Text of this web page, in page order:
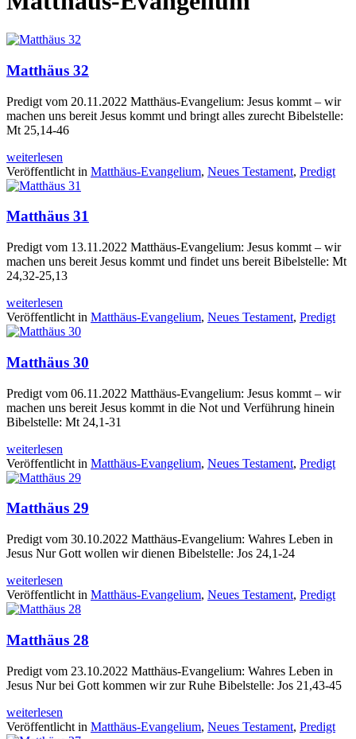
Matthäus 32
Predigt vom 20.11.2022 Matthäus-Evangelium: Jesus kommt – wir
machen uns bereit Jesus kommt und bringt alles zurecht Bibelstelle:
Mt 25,14-46
weiterlesen
Veröffentlicht in Matthäus-Evangelium, Neues Testament, Predigt
Matthäus 31
Predigt vom 13.11.2022 Matthäus-Evangelium: Jesus kommt – wir
machen uns bereit Jesus kommt und findet uns bereit Bibelstelle: Mt
24,32-25,13
weiterlesen
Veröffentlicht in Matthäus-Evangelium, Neues Testament, Predigt
Matthäus 30
Predigt vom 06.11.2022 Matthäus-Evangelium: Jesus kommt – wir
machen uns bereit Jesus kommt in die Not und Verführung hinein
Bibelstelle: Mt 24,1-31
weiterlesen
Veröffentlicht in Matthäus-Evangelium, Neues Testament, Predigt
Matthäus 29
Predigt vom 30.10.2022 Matthäus-Evangelium: Wahres Leben in
Jesus Nur Gott wollen wir dienen Bibelstelle: Jos 24,1-24
weiterlesen
Veröffentlicht in Matthäus-Evangelium, Neues Testament, Predigt
Matthäus 28
Predigt vom 23.10.2022 Matthäus-Evangelium: Wahres Leben in
Jesus Nur bei Gott kommen wir zur Ruhe Bibelstelle: Jos 21,43-45
weiterlesen
Veröffentlicht in Matthäus-Evangelium, Neues Testament, Predigt